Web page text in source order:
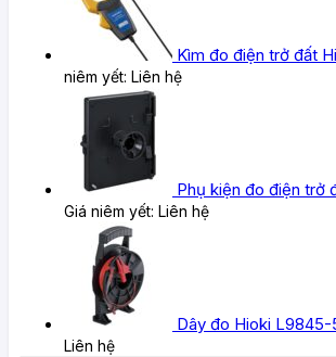
Kìm đo điện trở đất
niêm yết: Liên hệ
Phụ kiện đo điện trở
Giá niêm yết: Liên hệ
Dây đo Hioki L9845-
Liên hệ